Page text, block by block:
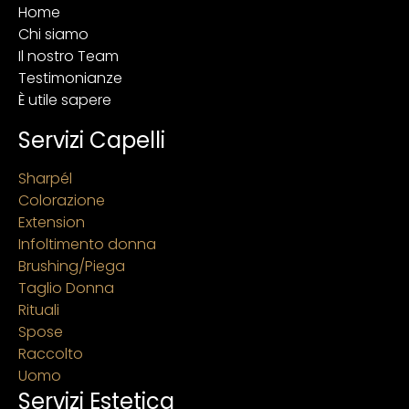
Home
Chi siamo
Il nostro Team
Testimonianze
È utile sapere
Servizi Capelli
Sharpél
Colorazione
Extension
Infoltimento donna
Brushing/Piega
Taglio Donna
Rituali
Spose
Raccolto
Uomo
Servizi Estetica